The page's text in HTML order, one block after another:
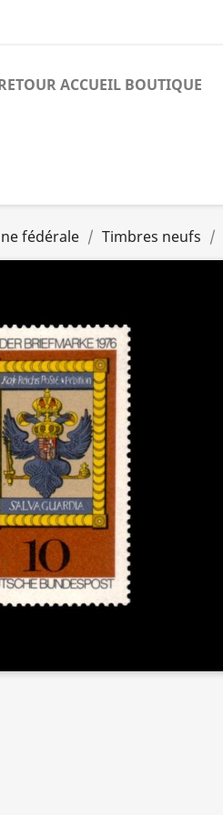
ACCUEIL BOUTIQUE
fédérale Timbres neufs